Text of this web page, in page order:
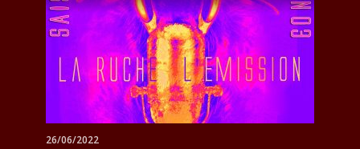
26/06/2022